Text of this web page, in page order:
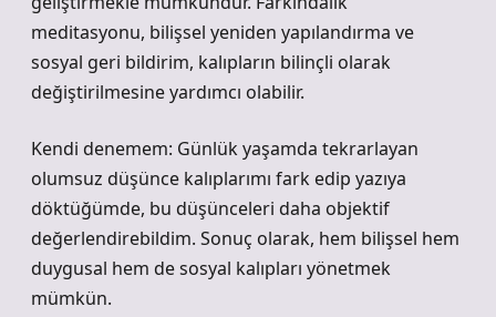
meditasyonu, bilişsel yeniden yapılandırma ve
sosyal geri bildirim, kalıpların bilinçli olarak
değiştirilmesine yardımcı olabilir.
Kendi denemem: Günlük yaşamda tekrarlayan
olumsuz düşünce kalıplarımı fark edip yazıya
döktüğümde, bu düşünceleri daha objektif
değerlendirebildim. Sonuç olarak, hem bilişsel hem
duygusal hem de sosyal kalıpları yönetmek
mümkün.